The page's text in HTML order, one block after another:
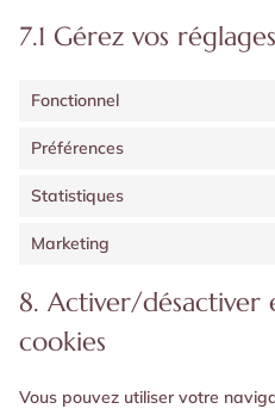
7.1 Gérez vos
Fonctionnel
Préférences
Statistiques
Marketing
8. Activer/désactiver
cookies
Vous pouvez utiliser votre